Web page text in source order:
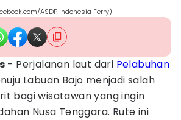
ASDP Indonesia Ferry)
- Perjalanan laut dari Pelabuhan
Labuan Bajo menjadi salah
bagi wisatawan yang ingin
Nusa Tenggara. Rute ini